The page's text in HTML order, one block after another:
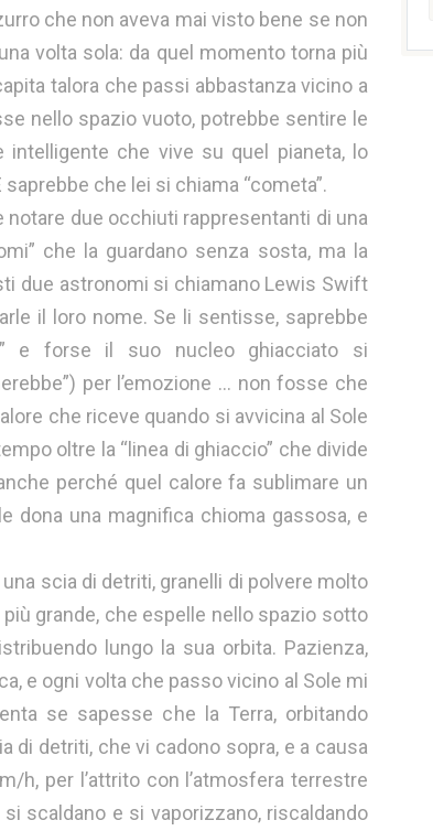
che non aveva mai visto bene se non
volta sola: da quel momento torna più
talora che passi abbastanza vicino a
nello spazio vuoto, potrebbe sentire le
che vive su quel pianeta, lo
che lei si chiama “cometa”.
due occhiuti rappresentanti di una
che la guardano senza sosta, ma la
due astronomi si chiamano Lewis Swift
il loro nome. Se li sentisse, saprebbe
e forse il suo nucleo ghiacciato si
per l’emozione … non fosse che
che riceve quando si avvicina al Sole
oltre la “linea di ghiaccio” che divide
perché quel calore fa sublimare un
dona una magnifica chioma gassosa, e
scia di detriti, granelli di polvere molto
grande, che espelle nello spazio sotto
lungo la sua orbita. Pazienza,
e ogni volta che passo vicino al Sole mi
se sapesse che la Terra, orbitando
di detriti, che vi cadono sopra, e a causa
h, per l’attrito con l’atmosfera terrestre
scaldano e si vaporizzano, riscaldando